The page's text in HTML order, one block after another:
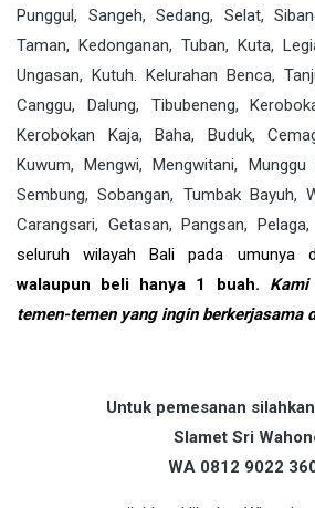
Punggul, Sangeh, Sedang, Selat,
Taman, Kedonganan, Tuban, Kuta,
Ungasan, Kutuh. Kelurahan Benca,
Canggu, Dalung, Tibubeneng,
Kerobokan Kaja, Baha, Buduk,
Kuwum, Mengwi, Mengwitani, Munggu
Sembung, Sobangan, Tumbak Bayuh,
Carangsari, Getasan, Pangsan,
seluruh wilayah Bali
pada umunya
walaupun beli hanya 1 buah. Kami
temen-temen yang ingin berkerjasama
Untuk pemesanan
Slamet Sri
WA 0812 9022